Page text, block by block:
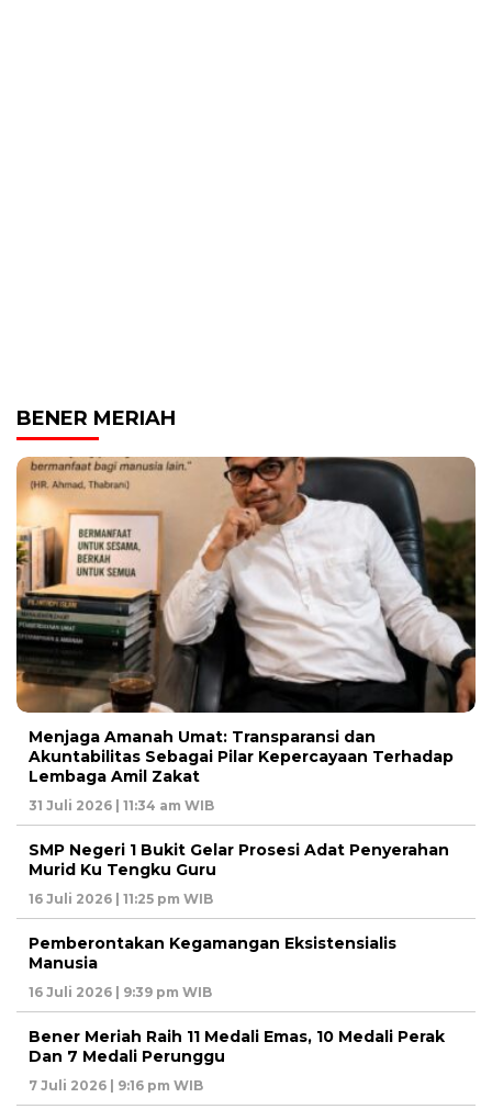
BENER MERIAH
Menjaga Amanah Umat: Transparansi dan
Akuntabilitas Sebagai Pilar Kepercayaan Terhadap
Lembaga Amil Zakat
31 Juli 2026 | 11:34 am WIB
SMP Negeri 1 Bukit Gelar Prosesi Adat Penyerahan
Murid Ku Tengku Guru
16 Juli 2026 | 11:25 pm WIB
Pemberontakan Kegamangan Eksistensialis
Manusia
16 Juli 2026 | 9:39 pm WIB
Bener Meriah Raih 11 Medali Emas, 10 Medali Perak
Dan 7 Medali Perunggu
7 Juli 2026 | 9:16 pm WIB